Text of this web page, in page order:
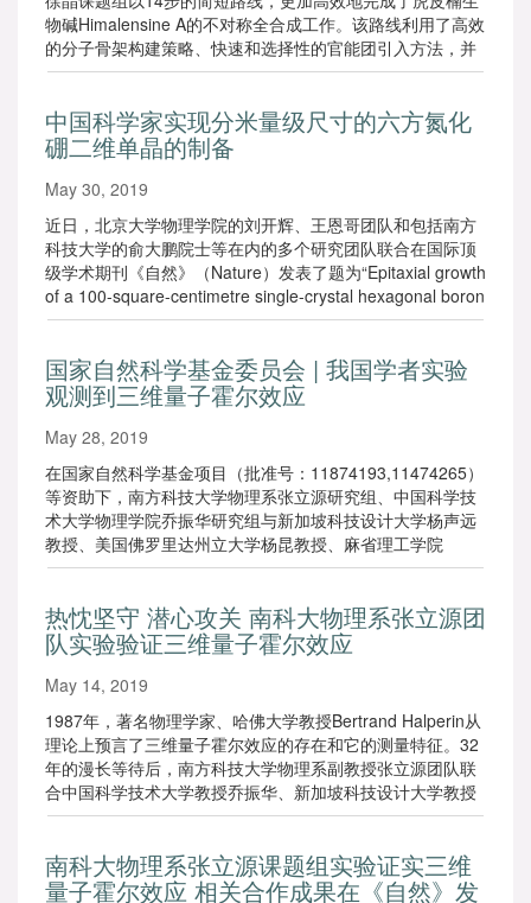
物碱Himalensine A的不对称全合成工作。该路线利用了高效
的分子骨架构建策略、快速和选择性的官能团引入方法，并
在最大程度上避免了保护基的使用。这一重要进展发表在
学》）上。
中国科学家实现分米量级尺寸的六方氮化
硼二维单晶的制备
May 30, 2019
近日，北京大学物理学院的刘开辉、王恩哥团队和包括南方
科技大学的俞大鹏院士等在内的多个研究团队联合在国际顶
级学术期刊《自然》（Nature）发表了题为“Epitaxial growth
of a 100-square-centimetre single-crystal hexagonal boron
nitride monolayer on copper”的研究论文，在国际上首次报
晶六方氮化硼的外延制备。该生长机制具有普适性，可推广
到其它二维材料大面积单晶的制备。
国家自然科学基金委员会 | 我国学者实验
观测到三维量子霍尔效应
May 28, 2019
在国家自然科学基金项目（批准号：11874193,11474265）
等资助下，南方科技大学物理系张立源研究组、中国科学技
术大学物理学院乔振华研究组与新加坡科技设计大学杨声远
教授、美国佛罗里达州立大学杨昆教授、麻省理工学院
Patrick A. Lee教授和布鲁海文国家实验室Genda Gu教授合
（ZrTe5）块体单晶材料中首次观测到三维量子霍尔效应。
该成果以“Three-dimensional Quantum Hall Effect and
Metal–insulator Transition in ZrTe5”（五碲化锆中的三维量
子霍尔效应和金属绝缘体相变）为题，于5月8日在线发表在
Nature（《自然》）上。
热忱坚守 潜心攻关 南科大物理系张立源团
队实验验证三维量子霍尔效应
May 14, 2019
1987年，著名物理学家、哈佛大学教授Bertrand Halperin从
理论上预言了三维量子霍尔效应的存在和它的测量特征。32
年的漫长等待后，南方科技大学物理系副教授张立源团队联
合中国科学技术大学教授乔振华、新加坡科技设计大学教授
杨声远、美国佛罗里达州立大学教授杨昆、麻省理工学院教
组，突破重重难关，首次实验证实了这项预测，揭开了三维
量子霍尔效应的神秘面纱。相关研究成果近期发表在知名国
南科大物理系张立源课题组实验证实三维
量子霍尔效应 相关合作成果在《自然》发